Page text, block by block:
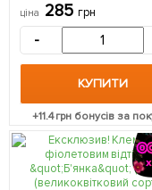
ціна 285 грн
-
КУПИТИ
+11.4грн бонусів за